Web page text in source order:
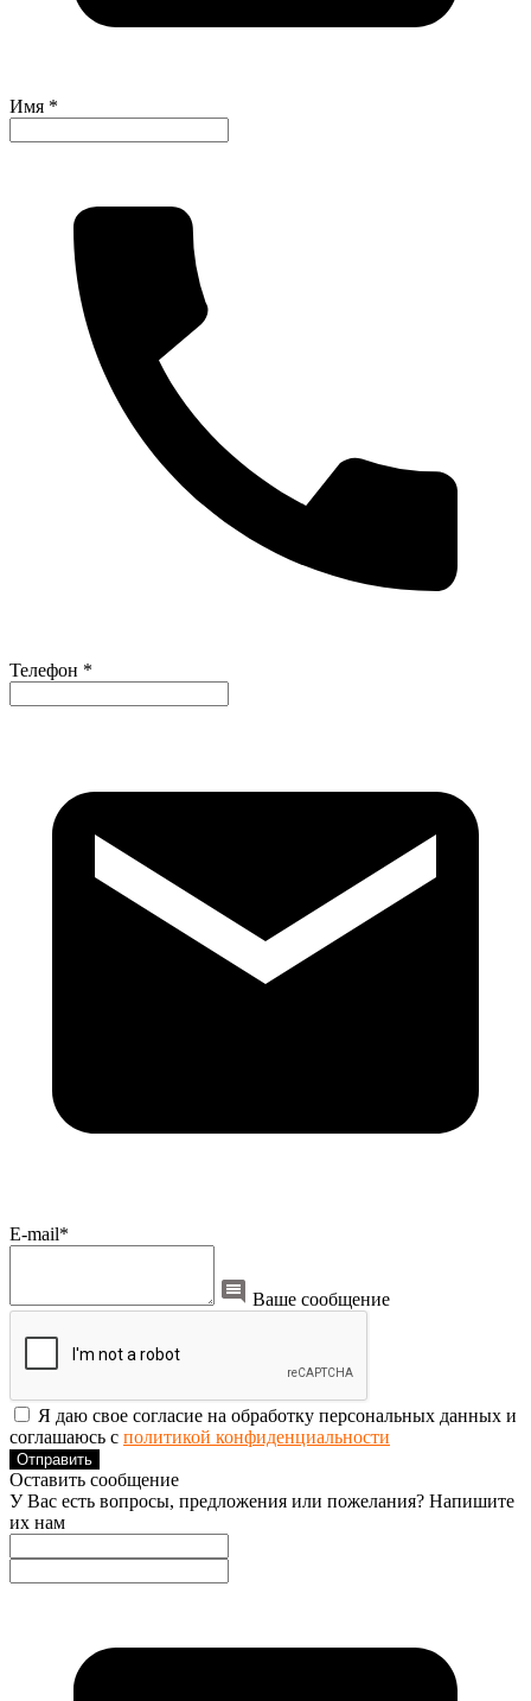
Имя *
Телефон *
E-mail*
Ваше сообщение
Я даю свое согласие на обработку персональных данных и
соглашаюсь с политикой конфиденциальности
Отправить
Оставить сообщение
У Вас есть вопросы, предложения или пожелания? Напишите
их нам